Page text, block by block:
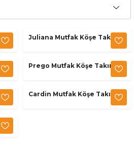
Juliana Mutfak Köşe Takımı
Prego Mutfak Köşe Takımı
Cardin Mutfak Köşe Takımı